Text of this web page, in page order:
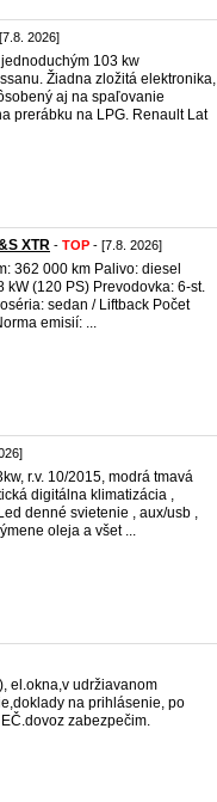
2026]
103 kw
Žiadna zložitá elektronika,
aj na spaľovanie
prerábku na LPG. Renault Lat
XTR - TOP - [7.8. 2026]
362 000 km Palivo: diesel
kW (120 PS) Prevodovka: 6-st.
sedan / Liftback Počet
emisií: ...
r.v. 10/2015, modrá tmavá
digitálna klimatizácia ,
denné svietenie , aux/usb ,
oleja a všet ...
el.okna,v udržiavanom
na prihlásenie, po
zabezpečim.